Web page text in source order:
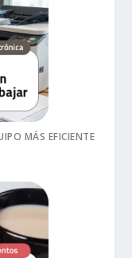
MÁS EFICIENTE